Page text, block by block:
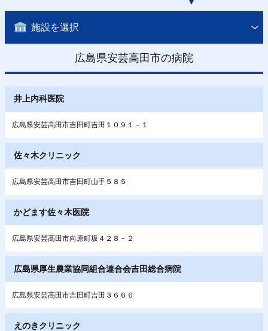
施設を選択
広島県安芸高田市の病院
井上内科医院
広島県安芸高田市吉田町吉田１０９１－１
佐々木クリニック
広島県安芸高田市吉田町山手５８５
かどます佐々木医院
広島県安芸高田市向原町坂４２８－２
広島県厚生農業協同組合連合会吉田総合病院
広島県安芸高田市吉田町吉田３６６６
えのきクリニック